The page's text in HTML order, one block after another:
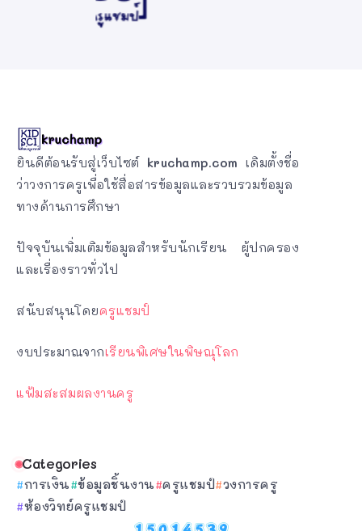
ยินดีต้อนรับสู่เว็บไซต์ kruchamp.com เดิมตั้งชื่อ
ว่าวงการครูเพื่อใช้สื่อสารข้อมูลและรวบรวมข้อมูล
ทางด้านการศึกษา
ปัจจุบันเพิ่มเติมข้อมูลสำหรับนักเรียน ผู้ปกครอง
และเรื่องราวทั่วไป
สนับสนุนโดยครูแชมป์
งบประมาณจากเรียนพิเศษในพิษณุโลก
แฟ้มสะสมผลงานครู
Categories
การเงิน ข้อมูลชิ้นงาน ครูแชมป์ วงการครู
ห้องวิทย์ครูแชมป์